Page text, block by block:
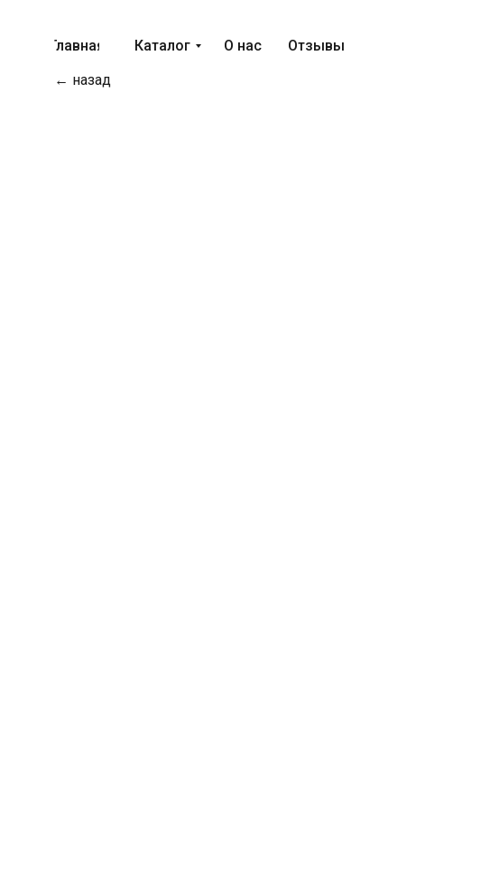
Каталог О нас Отзывы
Главная
← назад